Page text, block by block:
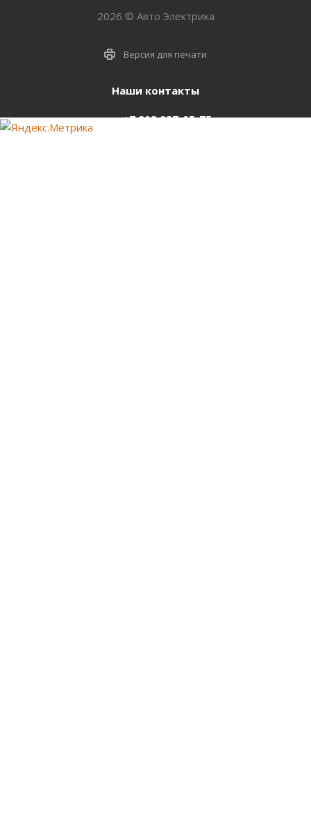
2026 © Авто Электрика
Версия для печати
Наши контакты
+7 903 937-05-75